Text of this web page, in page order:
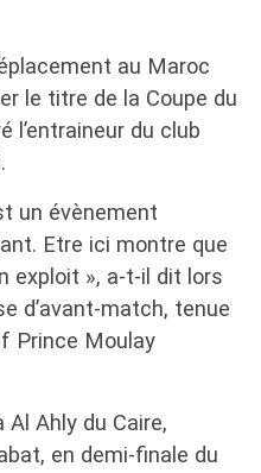
au Maroc
le titre de la Coupe du
l’entraineur du club
un évènement
Etre ici montre que
exploit », a-t-il dit lors
d’avant-match, tenue
Prince Moulay
Ahly du Caire,
en demi-finale du